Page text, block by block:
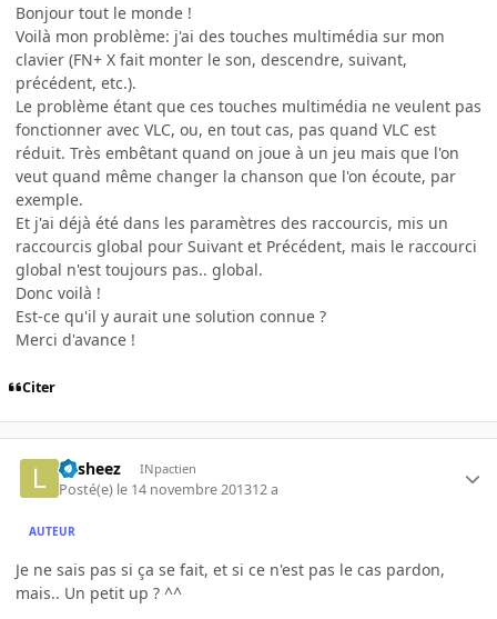
Bonjour tout le monde !
Voilà mon problème: j'ai des touches multimédia sur mon
clavier (FN+ X fait monter le son, descendre, suivant,
précédent, etc.).
Le problème étant que ces touches multimédia ne veulent pas
fonctionner avec VLC, ou, en tout cas, pas quand VLC est
réduit. Très embêtant quand on joue à un jeu mais que l'on
veut quand même changer la chanson que l'on écoute, par
exemple.
Et j'ai déjà été dans les paramètres des raccourcis, mis un
raccourcis global pour Suivant et Précédent, mais le raccourci
global n'est toujours pas.. global.
Donc voilà !
Est-ce qu'il y aurait une solution connue ?
Merci d'avance !
Citer
Lusheez INpactien
Posté(e) le 14 novembre 201312 a
AUTEUR
Je ne sais pas si ça se fait, et si ce n'est pas le cas pardon,
mais.. Un petit up ? ^^